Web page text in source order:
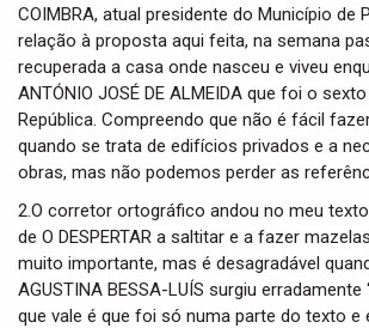
COIMBRA, atual presidente do Município de
relação à proposta aqui feita, na semana
recuperada a casa onde nasceu e viveu
ANTÓNIO JOSÉ DE ALMEIDA que foi o
República. Compreendo que não é fácil
quando se trata de edifícios privados e a
obras, mas não podemos perder as
2.O corretor ortográfico andou no meu
de O DESPERTAR a saltitar e a fazer
muito importante, mas é desagradável
AGUSTINA BESSA-LUÍS surgiu erradamente
que vale é que foi só numa parte do texto e